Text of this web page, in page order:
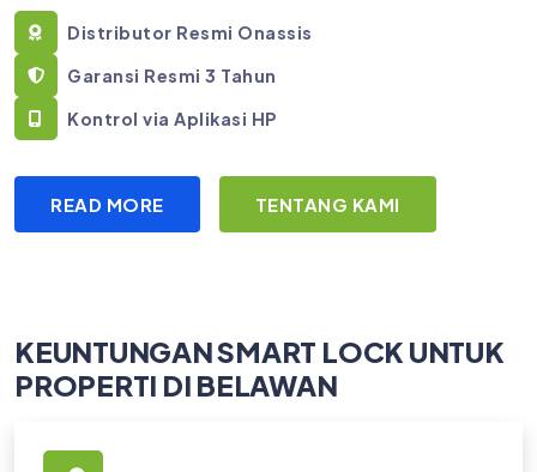
Distributor Resmi Onassis
Garansi Resmi 3 Tahun
Kontrol via Aplikasi HP
READ MORE TENTANG KAMI
KEUNTUNGAN SMART LOCK UNTUK
PROPERTI DI BELAWAN